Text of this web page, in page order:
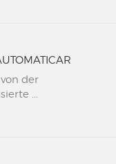
der
...